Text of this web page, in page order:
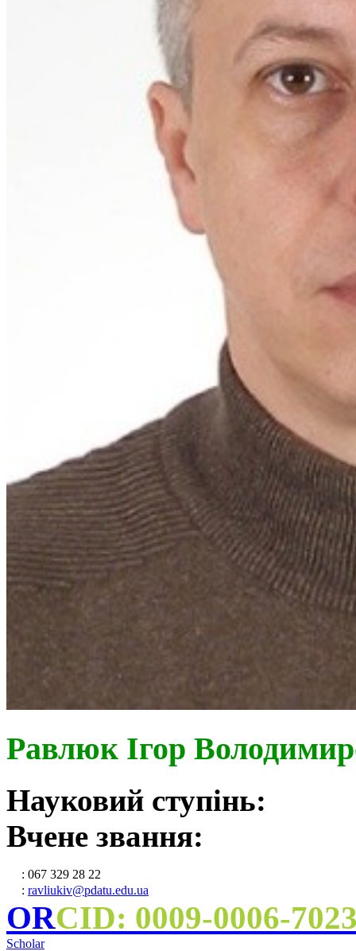
Равлюк Ігор
Науковий ступінь:
Вчене звання:
: 067 329 28 22
: ravliukiv@pdatu.edu.ua
ORCID: 0009-0006-
Scholar